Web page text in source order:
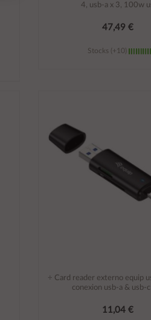
4, usb-a x 3, 100w
47,49 €
Stocks (+10)
÷ Card reader externo equip
conexion usb-a & usb-
11,04 €